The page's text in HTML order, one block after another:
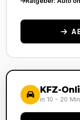
KFZ-
in 10 - 20